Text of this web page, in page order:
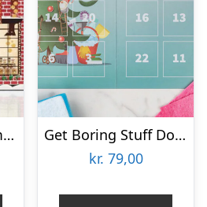
Joe & Sephs Gourmet Popcorn Julekalender 2026
Get Boring Stuff Done Julekalender
kr. 79,00